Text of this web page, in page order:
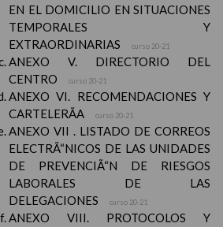
EN EL DOMICILIO EN SITUACIONES
TEMPORALES Y
EXTRAORDINARIAS
curso 20-21
ANEXO V. DIRECTORIO DEL
CENTRO
curso 20-21
ANEXO VI. RECOMENDACIONES Y
CARTELERÃA
curso 20-21
ANEXO VII . LISTADO DE CORREOS
ELECTRÃ“NICOS DE LAS UNIDADES
DE PREVENCIÃ“N DE RIESGOS
LABORALES DE LAS
DELEGACIONES
curso 20-21
ANEXO VIII. PROTOCOLOS Y